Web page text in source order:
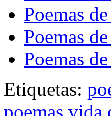
Poemas
Poemas
Poemas
Etiquetas:
poemas vida